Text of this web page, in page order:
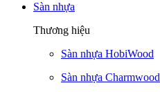
Sàn nhựa
Thương hiệu
Sàn nhựa HobiWood
Sàn nhựa Charmwood